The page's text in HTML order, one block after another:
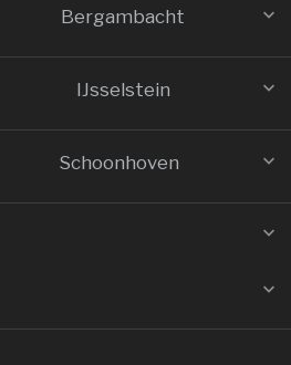
Bergambacht
IJsselstein
Schoonhoven